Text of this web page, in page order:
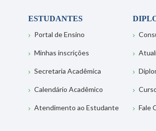
ESTUDANTES
Portal de Ensino
Minhas inscrições
Secretaria Acadêmica
Calendário Acadêmico
Atendimento ao Estudante Fale